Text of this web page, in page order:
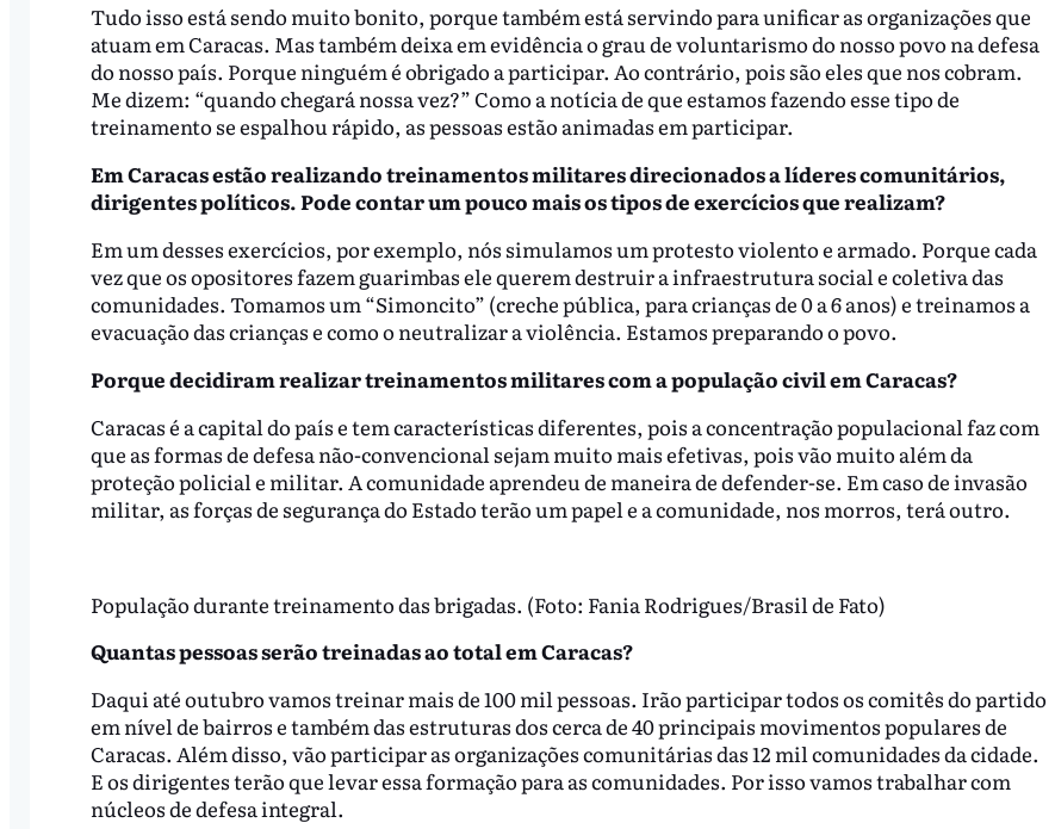
Tudo isso está sendo muito bonito, porque também está servindo para unificar as organizações que
atuam em Caracas. Mas também deixa em evidência o grau de voluntarismo do nosso povo na defesa
do nosso país. Porque ninguém é obrigado a participar. Ao contrário, pois são eles que nos cobram.
Me dizem: “quando chegará nossa vez?” Como a notícia de que estamos fazendo esse tipo de
treinamento se espalhou rápido, as pessoas estão animadas em participar.
Em Caracas estão realizando treinamentos militares direcionados a líderes comunitários,
dirigentes políticos. Pode contar um pouco mais os tipos de exercícios que realizam?
Em um desses exercícios, por exemplo, nós simulamos um protesto violento e armado. Porque cada
vez que os opositores fazem guarimbas ele querem destruir a infraestrutura social e coletiva das
comunidades. Tomamos um “Simoncito” (creche pública, para crianças de 0 a 6 anos) e treinamos a
evacuação das crianças e como o neutralizar a violência. Estamos preparando o povo.
Porque decidiram realizar treinamentos militares com a população civil em Caracas?
Caracas é a capital do país e tem características diferentes, pois a concentração populacional faz com
que as formas de defesa não-convencional sejam muito mais efetivas, pois vão muito além da
proteção policial e militar. A comunidade aprendeu de maneira de defender-se. Em caso de invasão
militar, as forças de segurança do Estado terão um papel e a comunidade, nos morros, terá outro.
População durante treinamento das brigadas. (Foto: Fania Rodrigues/Brasil de Fato)
Quantas pessoas serão treinadas ao total em Caracas?
Daqui até outubro vamos treinar mais de 100 mil pessoas. Irão participar todos os comitês do partido
em nível de bairros e também das estruturas dos cerca de 40 principais movimentos populares de
Caracas. Além disso, vão participar as organizações comunitárias das 12 mil comunidades da cidade.
E os dirigentes terão que levar essa formação para as comunidades. Por isso vamos trabalhar com
núcleos de defesa integral.